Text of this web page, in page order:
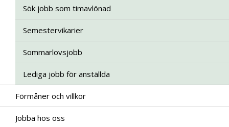
Sök jobb som timavlönad
Semestervikarier
Sommarlovsjobb
Lediga jobb för anställda
Förmåner och villkor
Jobba hos oss